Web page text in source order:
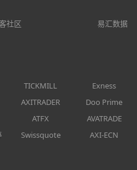
社区 易汇数据
TICKMILL
Exness
AXITRADER
Doo Prime
ATFX
AVATRADE
Swissquote AXI-ECN